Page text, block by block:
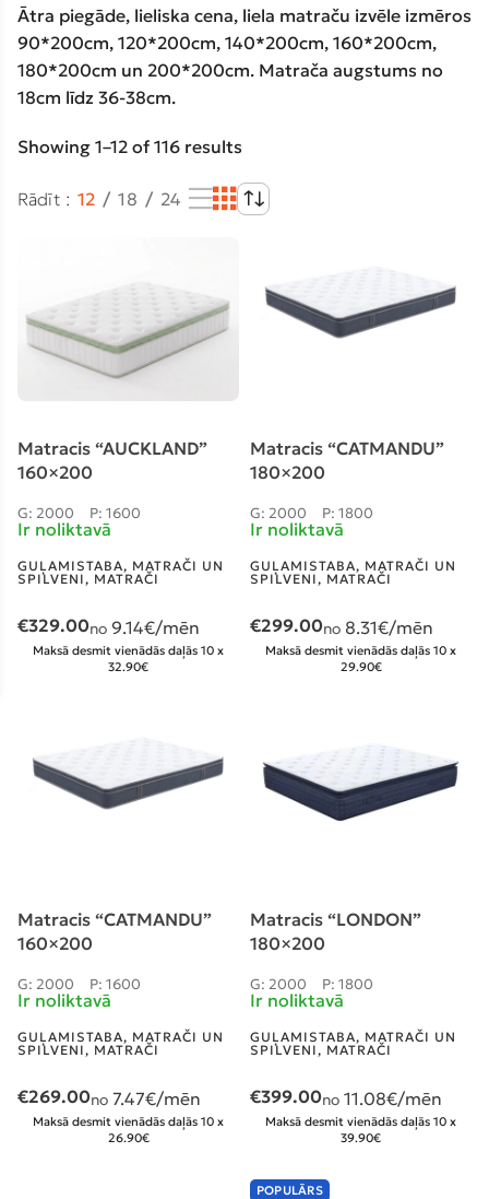
Ātra piegāde, lieliska cena, liela matraču izvēle izmēros
90*200cm, 120*200cm, 140*200cm, 160*200cm,
180*200cm un 200*200cm. Matrača augstums no
18cm līdz 36-38cm.
Showing 1–12 of 116 results
Rādīt 12 18 24
Matracis “AUCKLAND”
160×200
G: 2000 P: 1600
Ir noliktavā
GUĻAMISTABA, MATRAČI UN
SPILVENI, MATRAČI
€329.00no 9.14€/mēn
Maksā desmit vienādās daļās 10 x
32.90€
Matracis “CATMANDU”
180×200
G: 2000 P: 1800
Ir noliktavā
GUĻAMISTABA, MATRAČI UN
SPILVENI, MATRAČI
€299.00no 8.31€/mēn
Maksā desmit vienādās daļās 10 x
29.90€
Matracis “CATMANDU”
160×200
G: 2000 P: 1600
Ir noliktavā
GUĻAMISTABA, MATRAČI UN
SPILVENI, MATRAČI
€269.00no 7.47€/mēn
Maksā desmit vienādās daļās 10 x
26.90€
Matracis “LONDON”
180×200
G: 2000 P: 1800
Ir noliktavā
GUĻAMISTABA, MATRAČI UN
SPILVENI, MATRAČI
€399.00no 11.08€/mēn
Maksā desmit vienādās daļās 10 x
39.90€
POPULĀRS